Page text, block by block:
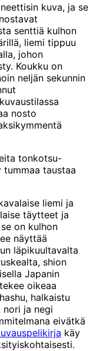
kuva, ja se
senttiä kulhon
liemi tippuu
johon
Koukku on
neljän sekunnin
nosto
tonkotsu-
taustaa
liemi ja
täytteet ja
on kulhon
näyttää
läpikuultavalta
shion
Japanin
oikeaa
halkaistu
nori ja negi
eivätkä
käy